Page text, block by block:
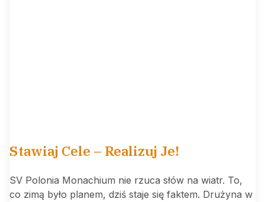
Stawiaj Cele – Realizuj Je!
SV Polonia Monachium nie rzuca słów na wiatr. To,
co zimą było planem, dziś staje się faktem. Drużyna w